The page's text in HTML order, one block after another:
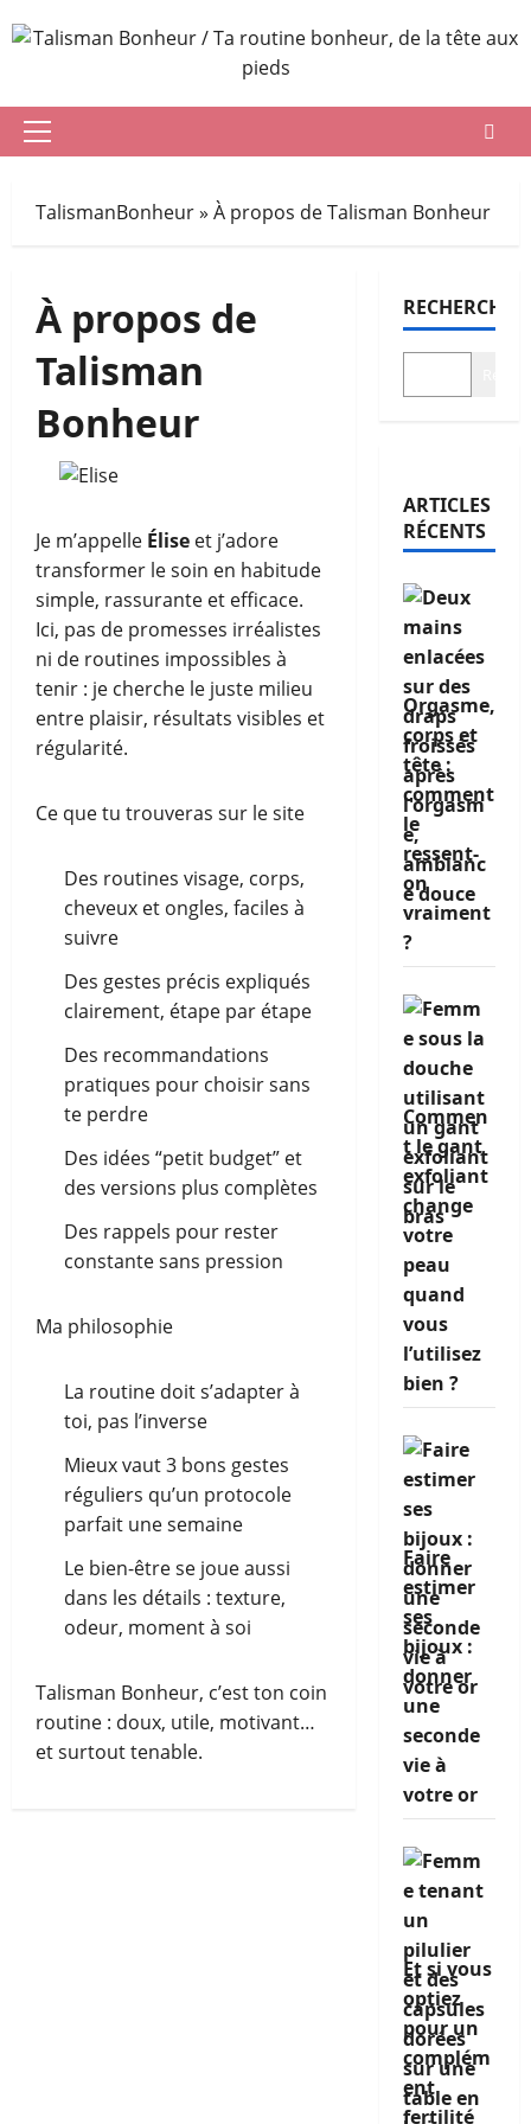
au
Menu
TalismanBonheur» À propos de Talisman Bonheur
À propos de
Talisman
Bonheur
Je m’appelle Élise et j’adore
transformer le soin en habitude
simple, rassurante et efficace.
Ici, pas de promesses irréalistes
ni de routines impossibles à
tenir : je cherche le juste milieu
entre plaisir, résultats visibles et
régularité.
Ce que tu trouveras sur le site
Des routines visage, corps,
cheveux et ongles, faciles à
suivre
Des gestes précis expliqués
clairement, étape par étape
Des recommandations
pratiques pour choisir sans
te perdre
Des idées “petit budget” et
des versions plus complètes
Des rappels pour rester
constante sans pression
Ma philosophie
La routine doit s’adapter à
toi, pas l’inverse
Mieux vaut 3 bons gestes
réguliers qu’un protocole
parfait une semaine
Le bien-être se joue aussi
dans les détails : texture,
odeur, moment à soi
Talisman Bonheur, c’est ton coin
routine : doux, utile, motivant…
et surtout tenable.
RECHERCHER
ARTICLES
RÉCENTS
Orgasme,
corps et
tête :
comment
le
ressent-
on
vraiment
?
Commen
t le gant
exfoliant
change
votre
peau
quand
vous
l’utilisez
bien ?
Faire
estimer
ses
bijoux :
donner
une
seconde
vie à
votre or
Et si vous
optiez
pour un
complém
ent
fertilité